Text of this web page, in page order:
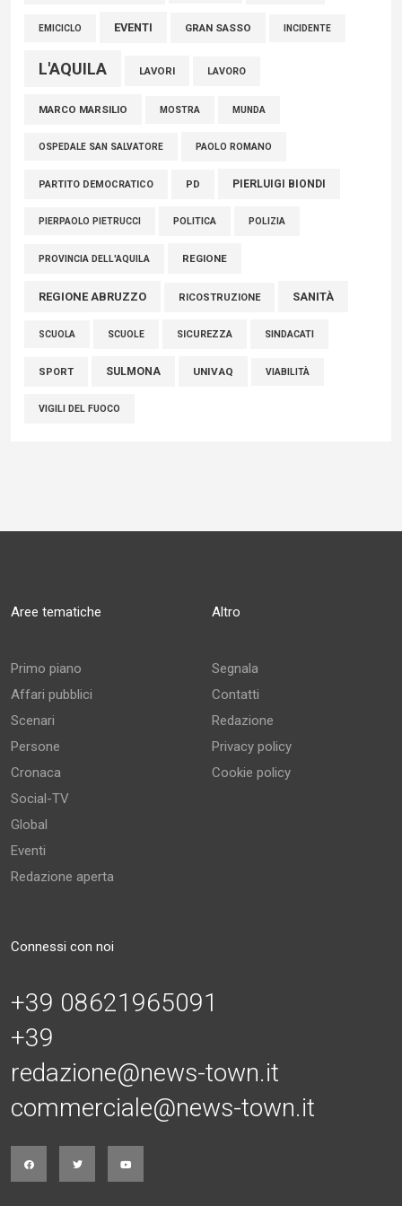
EMICICLO EVENTI GRAN SASSO INCIDENTE
L'AQUILA LAVORI LAVORO
MARCO MARSILIO MOSTRA MUNDA
OSPEDALE SAN SALVATORE PAOLO ROMANO
PARTITO DEMOCRATICO PD PIERLUIGI BIONDI
PIERPAOLO PIETRUCCI POLITICA POLIZIA
PROVINCIA DELL'AQUILA REGIONE
REGIONE ABRUZZO RICOSTRUZIONE SANITÀ
SCUOLA SCUOLE SICUREZZA SINDACATI
SPORT SULMONA UNIVAQ VIABILITÀ
VIGILI DEL FUOCO
Aree tematiche
Primo piano
Affari pubblici
Scenari
Persone
Cronaca
Social-TV
Global
Eventi
Redazione aperta
Altro
Segnala
Contatti
Redazione
Privacy policy
Cookie policy
Connessi con noi
+39 08621965091
+39
redazione@news-town.it
commerciale@news-town.it